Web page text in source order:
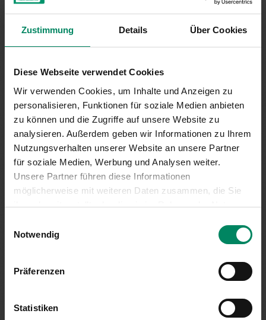
Zustimmung Details Über Cookies
Diese Webseite verwendet Cookies
Wir verwenden Cookies, um Inhalte und Anzeigen zu
personalisieren, Funktionen für soziale Medien anbieten
zu können und die Zugriffe auf unsere Website zu
analysieren. Außerdem geben wir Informationen zu Ihrem
Nutzungsverhalten unserer Website an unsere Partner
für soziale Medien, Werbung und Analysen weiter.
Unsere Partner führen diese Informationen
möglicherweise mit weiteren Daten zusammen, die Sie
ihnen bereitgestellt oder die sie im Rahmen der Nutzung
Notwendig
Präferenzen
Statistiken